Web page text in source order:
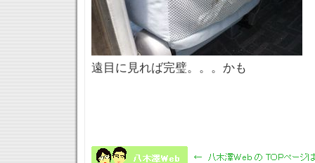
遠目に見れば完璧。。。かも